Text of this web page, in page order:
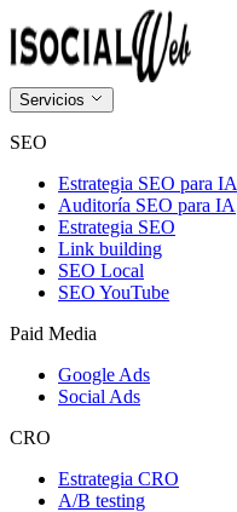
Servicios
SEO
Estrategia SEO para IA
Auditoría SEO para IA
Estrategia SEO
Link building
SEO Local
SEO YouTube
Paid Media
Google Ads
Social Ads
CRO
Estrategia CRO
A/B testing